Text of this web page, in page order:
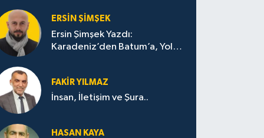
ERSIN ŞIMŞEK
Ersin Şimşek Yazdı:
Karadeniz’den Batum’a, Yolun
FAKIR YILMAZ
İnsan, İletişim ve Şura..
HASAN KAYA